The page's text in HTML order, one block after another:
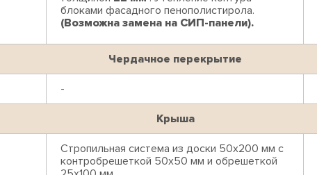
блоками фасадного пенополистирола.
(Возможна замена на СИП-панели).
Чердачное перекрытие
-
Крыша
Стропильная система из доски 50х200 мм с
контробрешеткой 50х50 мм и обрешеткой